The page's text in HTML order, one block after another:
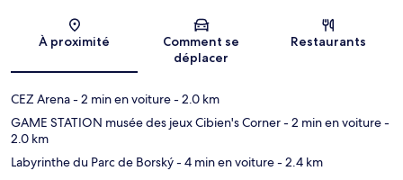
Carte
À proximité
Comment se
déplacer
Restaurants
CEZ Arena- 2 min en voiture- 2.0 km
GAME STATION musée des jeux Cibien's Corner- 2 min en voiture-
2.0 km
Labyrinthe du Parc de Borský- 4 min en voiture- 2.4 km